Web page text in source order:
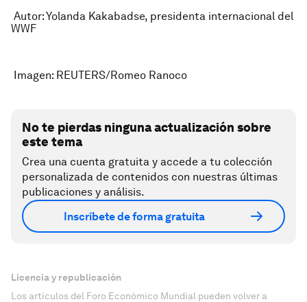
Autor:Yolanda Kakabadse, presidenta internacional del
WWF
Imagen: REUTERS/Romeo Ranoco
No te pierdas ninguna actualización sobre
este tema
Crea una cuenta gratuita y accede a tu colección
personalizada de contenidos con nuestras últimas
publicaciones y análisis.
Inscríbete de forma gratuita
Licencia y republicación
Los artículos del Foro Económico Mundial pueden volver a